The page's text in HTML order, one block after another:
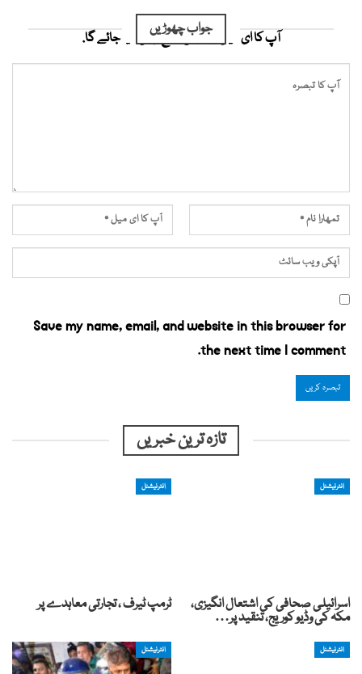
جواب چھوڑیں
آپ کا ای میل ایڈریس شائع نہیں کیا جائے گا.
Save my name, email, and website in this browser for
the next time I comment.
تازہ ترین خبریں
انٹرنیشنل
اسرائیلی صحافی کی اشتعال انگیزی،
مکہ کی وڈیو کوریج، تنقید پر…
انٹرنیشنل
ٹرمپ ٹیرف ، تجارتی معاہدے پر
انٹرنیشنل انٹرنیشنل